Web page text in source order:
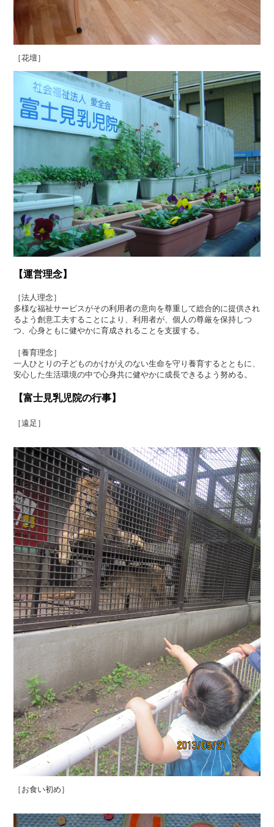
［花壇］
【運営理念】
［法人理念］
多様な福祉サービスがその利用者の意向を尊重して総合的に提供され
るよう創意工夫することにより、利用者が、個人の尊厳を保持しつ
つ、心身ともに健やかに育成されることを支援する。
［養育理念］
一人ひとりの子どものかけがえのない生命を守り養育するとともに、
安心した生活環境の中で心身共に健やかに成長できるよう努める。
【富士見乳児院の行事】
［遠足］
［お食い初め］